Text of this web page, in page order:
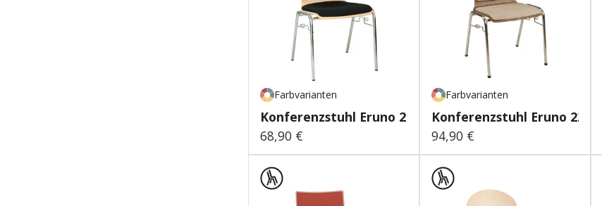
Farbvarianten
Konferenzstuhl Eruno 210
Regulärer Preis:
68,90 €
Farbvarianten
Konferenzstuhl Eruno 220
Regulärer Preis:
94,90 €